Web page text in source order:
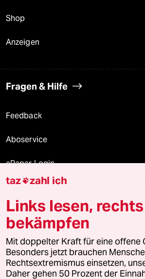
Shop
Anzeigen
Fragen & Hilfe
Feedback
Aboservice
ePaper Login
Downloads für Abonnierende
© 2026 taz Verlags und Vertriebs GmbH
Alle Rechte vorbehalten. Bei rechtlichen Fragen
wenden Sie sich bitte an
lizenzen@taz.de
taz zahl ich
Links lesen, rechts
bekämpfen
Mit doppelter Kraft für eine offene
Besonders jetzt brauchen
Rechtsextremismus einsetzen,
Daher gehen 50 Prozent der